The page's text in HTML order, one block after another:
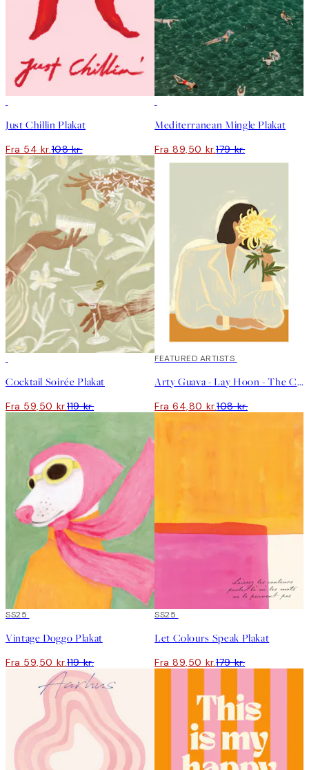
Just Chillin Plakat
Fra 54 kr.108 kr.
Mediterranean Mingle Plakat
Fra 89,50 kr.179 kr.
Cocktail Soirée Plakat
Fra 59,50 kr.119 kr.
40%*
FEATURED ARTISTS
Arty Guava - Lay Hoon - The Chrysanthemum Plakat
Fra 64,80 kr.108 kr.
50%*
SS25
Vintage Doggo Plakat
Fra 59,50 kr.119 kr.
50%*
SS25
Let Colours Speak Plakat
Fra 89,50 kr.179 kr.